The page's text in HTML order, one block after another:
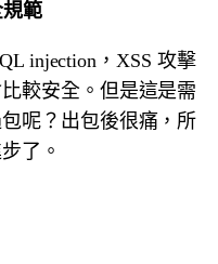
範
injection，XSS 攻擊
較安全。但是這是需
呢？出包後很痛，所
了。